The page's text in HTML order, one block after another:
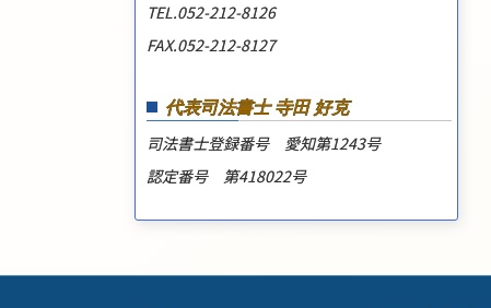
TEL.052-212-8126
FAX.052-212-8127
代表司法書士 寺田 好克
司法書士登録番号 愛知第1243号
認定番号 第418022号